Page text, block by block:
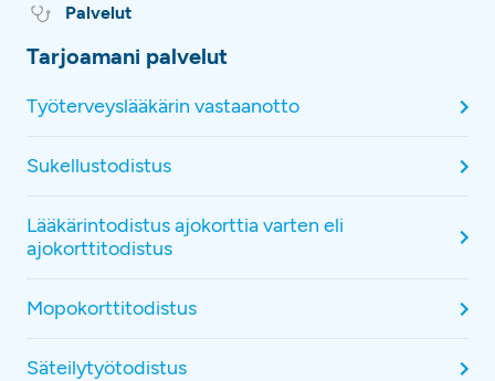
Palvelut
Tarjoamani palvelut
Työterveyslääkärin vastaanotto
Sukellustodistus
Lääkärintodistus ajokorttia varten eli
ajokorttitodistus
Mopokorttitodistus
Säteilytyötodistus